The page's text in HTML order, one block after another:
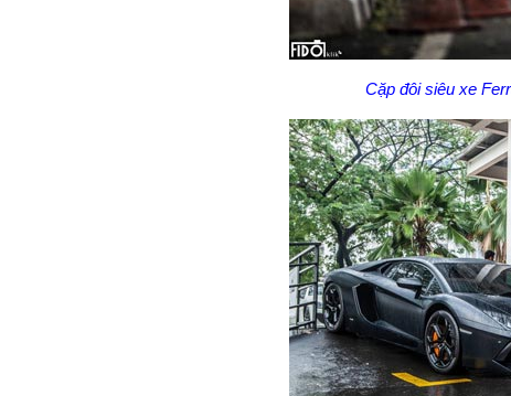
Cặp đôi siêu xe